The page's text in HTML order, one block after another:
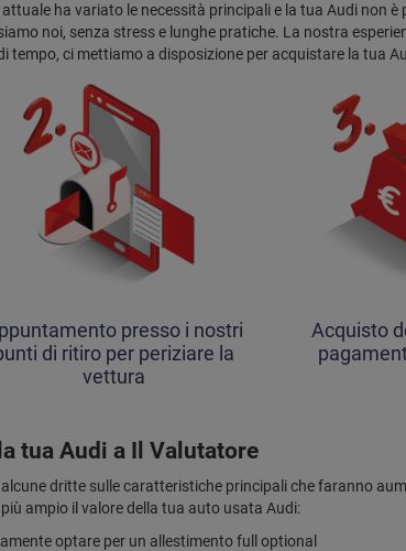
ha variato le necessità principali e la tua Audi non è
noi, senza stress e lunghe pratiche. La nostra
tempo, ci mettiamo a disposizione per acquistare la tua
presso i nostri
di ritiro per periziare la
vettura
Acquisto
tua Audi a Il Valutatore
dritte sulle caratteristiche principali che faranno
ampio il valore della tua auto usata Audi:
optare per un allestimento full optional